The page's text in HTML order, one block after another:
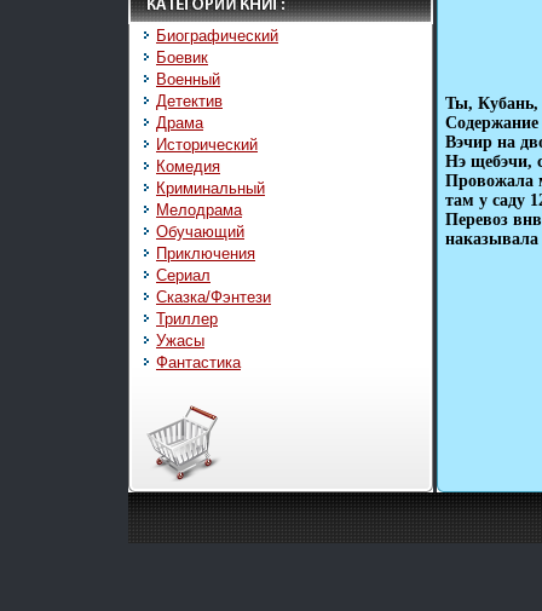
Биографический
Боевик
Военный
Детектив
Драма
Исторический
Комедия
Криминальный
Мелодрама
Обучающий
Приключения
Сериал
Сказка/Фэнтези
Триллер
Ужасы
Фантастика
Ты, Кубань,
Вэчир на
Нэ щебэчи,
Провожала
там у саду
Перевоз
наказывала